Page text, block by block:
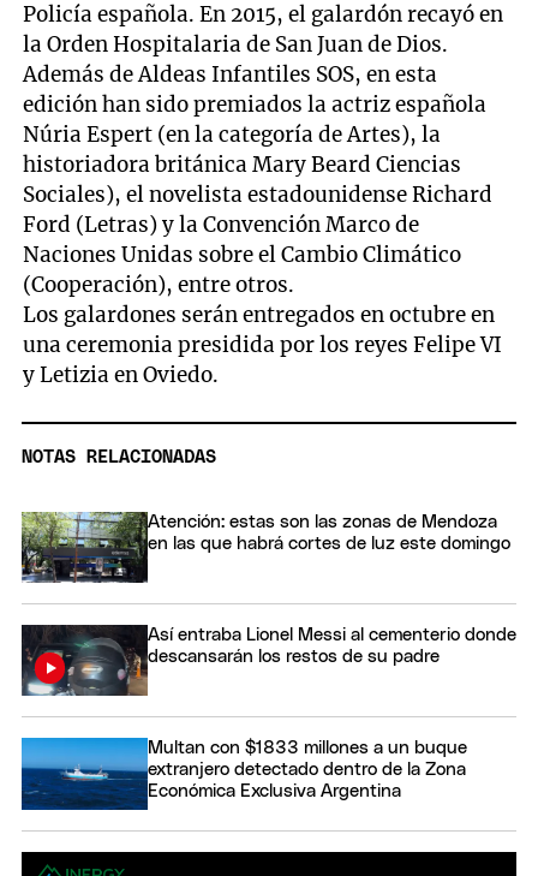
Policía española. En 2015, el galardón recayó en
la Orden Hospitalaria de San Juan de Dios.
Además de Aldeas Infantiles SOS, en esta
edición han sido premiados la actriz española
Núria Espert (en la categoría de Artes), la
historiadora británica Mary Beard Ciencias
Sociales), el novelista estadounidense Richard
Ford (Letras) y la Convención Marco de
Naciones Unidas sobre el Cambio Climático
(Cooperación), entre otros.
Los galardones serán entregados en octubre en
una ceremonia presidida por los reyes Felipe VI
y Letizia en Oviedo.
NOTAS RELACIONADAS
Atención: estas son las zonas de Mendoza
en las que habrá cortes de luz este domingo
Así entraba Lionel Messi al cementerio donde
descansarán los restos de su padre
Multan con $1833 millones a un buque
extranjero detectado dentro de la Zona
Económica Exclusiva Argentina